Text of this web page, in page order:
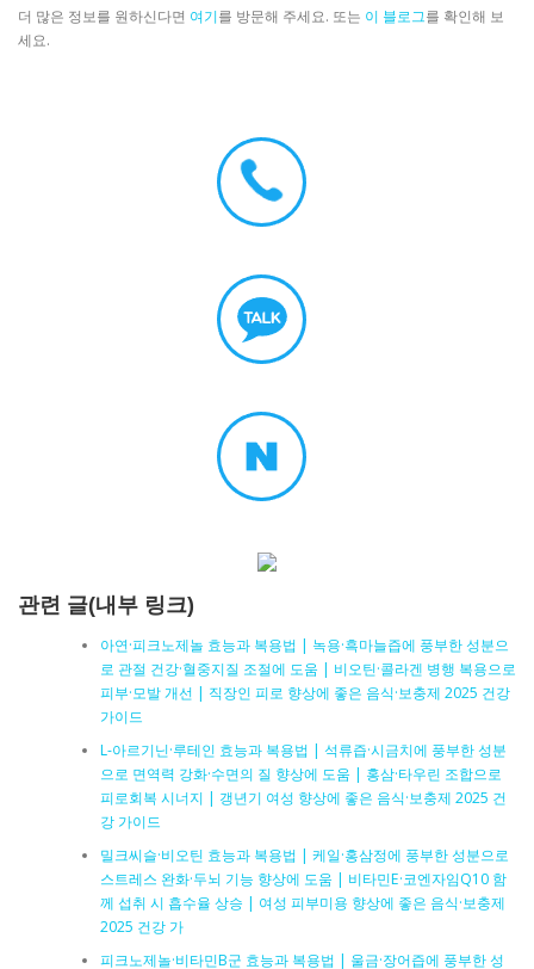
더 많은 정보를 원하신다면 여기를 방문해 주세요. 또는 이 블로그를 확인해 보
세요.
관련 글(내부 링크)
아연·피크노제놀 효능과 복용법 | 녹용·흑마늘즙에 풍부한 성분으
로 관절 건강·혈중지질 조절에 도움 | 비오틴·콜라겐 병행 복용으로
피부·모발 개선 | 직장인 피로 향상에 좋은 음식·보충제 2025 건강
가이드
L-아르기닌·루테인 효능과 복용법 | 석류즙·시금치에 풍부한 성분
으로 면역력 강화·수면의 질 향상에 도움 | 홍삼·타우린 조합으로
피로회복 시너지 | 갱년기 여성 향상에 좋은 음식·보충제 2025 건
강 가이드
밀크씨슬·비오틴 효능과 복용법 | 케일·홍삼정에 풍부한 성분으로
스트레스 완화·두뇌 기능 향상에 도움 | 비타민E·코엔자임Q10 함
께 섭취 시 흡수율 상승 | 여성 피부미용 향상에 좋은 음식·보충제
2025 건강 가
피크노제놀·비타민B군 효능과 복용법 | 울금·장어즙에 풍부한 성